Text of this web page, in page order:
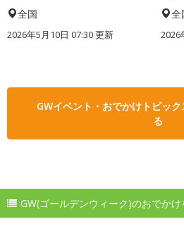
全国
2026年5月10日 07:30 更新
全
2026
GWイベント・おでかけトピッ
る
GW(ゴールデンウィーク)のおでか